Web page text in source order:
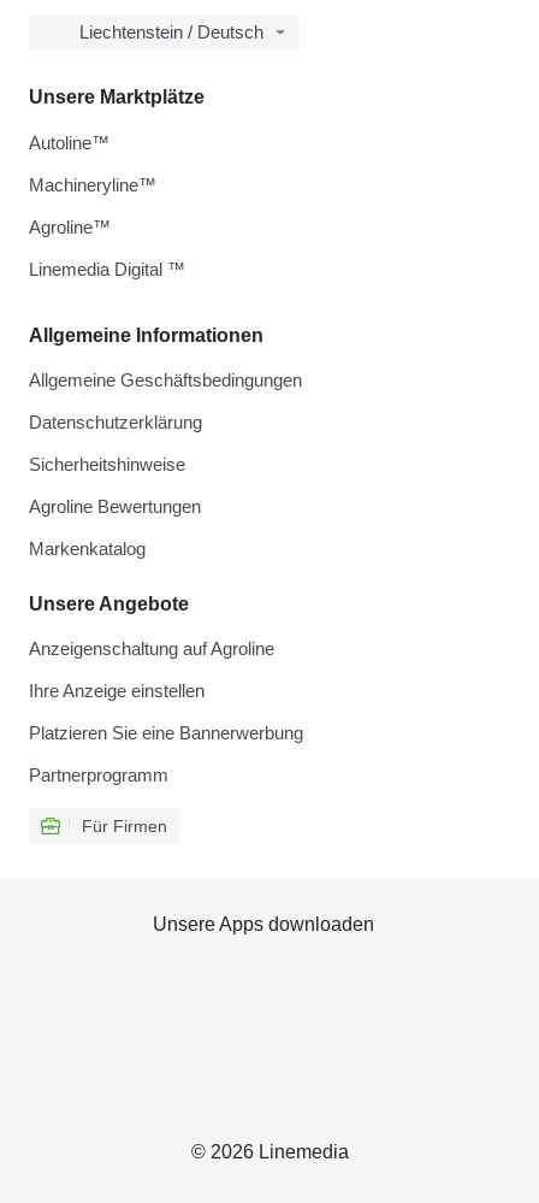
Liechtenstein / Deutsch
Allgemeine Informationen
Allgemeine Geschäftsbedingungen
Datenschutzerklärung
Sicherheitshinweise
Agroline Bewertungen
Markenkatalog
Unsere Angebote
Anzeigenschaltung auf Agroline
Ihre Anzeige einstellen
Platzieren Sie eine Bannerwerbung
Partnerprogramm
Für Firmen
Unsere Marktplätze
Autoline™
Machineryline™
Agroline™
Linemedia Digital ™
© 2026 Linemedia
Unsere Apps downloaden